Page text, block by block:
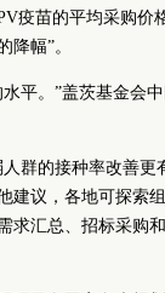
疫苗的平均采购价
幅”。
平。”盖茨基金会
群的接种率改善更
议，各地可探索
求汇总、招标采购